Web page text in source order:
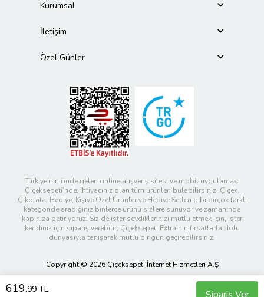
619,99 TL
Kurumsal
İletişim
Özel Günler
Türkiye’nin önde gelen online alışveriş sitesi ve mobil uygulaması
Çiçeksepeti’nde, ihtiyacınız olan tüm ürünleri bulabilirsiniz. Çiçek,
Çikolata, Hediye, Kişiye Özel Ürünler ve Hediye Setleri gibi birçok farklı
kategoride aradığınız binlerce ürünü sizlere sunuyor ve zamanında
kapınıza getiriyoruz! Siz de ister sevdiklerinizi mutlu etmek için, ister
kendiniz için sipariş verebilir; Çiçeksepeti Extra’nın fırsatlarla dolu
dünyasıyla tanışarak mutlu bir gün geçirebilirsiniz.
Copyright © 2026 Çiçeksepeti İnternet Hizmetleri A.Ş